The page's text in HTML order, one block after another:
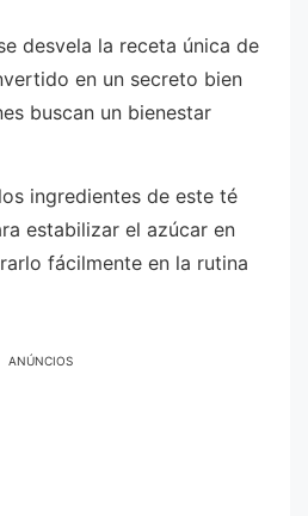
desvela la receta única de
en un secreto bien
buscan un bienestar
ingredientes de este té
estabilizar el azúcar en
fácilmente en la rutina
ANÚNCIOS